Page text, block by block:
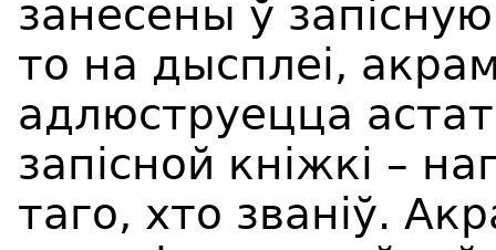
занесены ў
то на дысплеі,
адлюструецца
запісной кніжкі –
таго, хто званіў.